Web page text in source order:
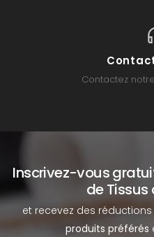
Contactez
Inscrivez-vous
de Tissus
et recevez des
produits préférés